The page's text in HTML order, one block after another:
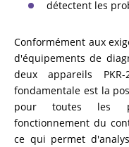
détectent les
Conformément aux
d'équipements de
deux appareils
fondamentale est la
pour toutes les
fonctionnement du
ce qui permet